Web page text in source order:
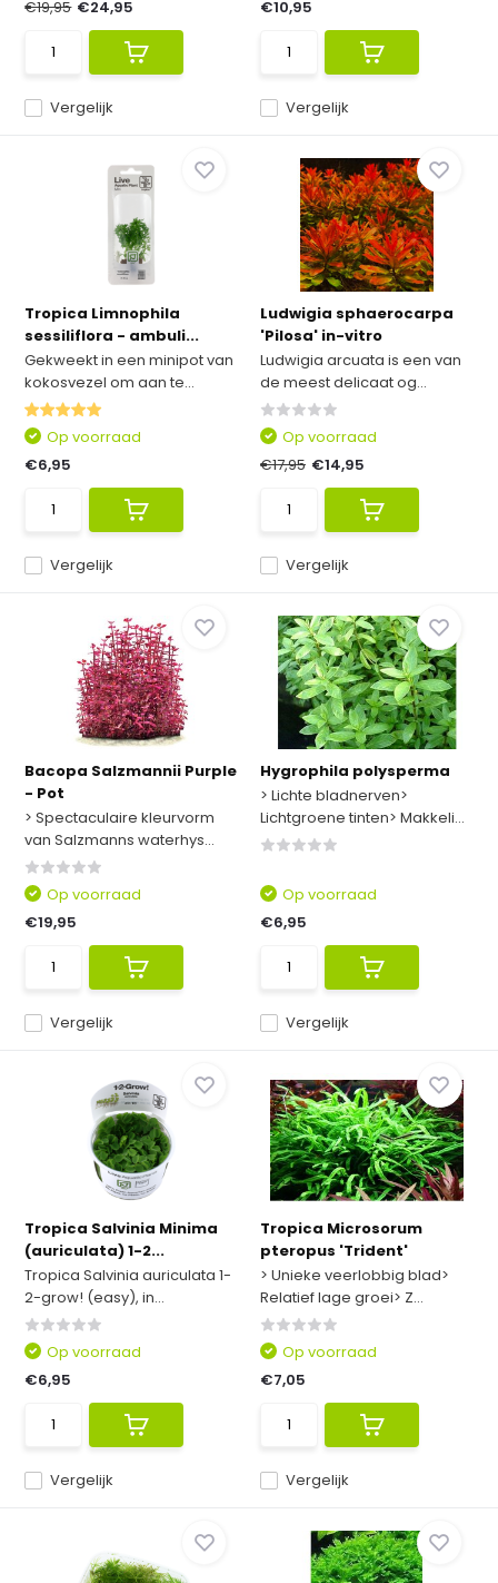
Vergelijk
€19,95 €24,95
Vergelijk
€10,95
Tropica Limnophila
sessiliflora - ambuli...
Gekweekt in een minipot van
kokosvezel om aan te...
Vergelijk
Op voorraad
€6,95
Ludwigia sphaerocarpa
'Pilosa' in-vitro
Ludwigia arcuata is een van
de meest delicaat og...
Vergelijk
Op voorraad
€17,95 €14,95
Bacopa Salzmannii Purple
- Pot
> Spectaculaire kleurvorm
van Salzmanns waterhys...
Vergelijk
Op voorraad
€19,95
Hygrophila polysperma
> Lichte bladnerven>
Lichtgroene tinten> Makkeli...
Vergelijk
Op voorraad
€6,95
Tropica Salvinia Minima
(auriculata) 1-2...
Tropica Salvinia auriculata 1-
2-grow! (easy), in...
Vergelijk
Op voorraad
€6,95
Tropica Microsorum
pteropus 'Trident'
> Unieke veerlobbig blad>
Relatief lage groei> Z...
Vergelijk
Op voorraad
€7,05